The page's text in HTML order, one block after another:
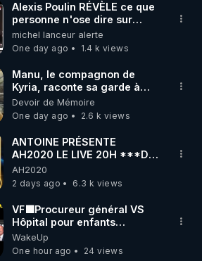
Alexis Poulin RÉVÈLE ce que
personne n'ose dire sur
l'Union européenne (C'est
explosif)
michel lanceur alerte
One day ago
1.4 k views
Manu, le compagnon de
Kyria, raconte sa garde à
vue musclée. PARTAGEZ!
Devoir de Mémoire
One day ago
2.6 k views
ANTOINE PRÉSENTE
AH2020 LE LIVE 20H ***DU
06/08/2026***
AH2020
2 days ago
6.3 k views
VF🟩Procureur général VS
Hôpital pour enfants
concernant opérations de
transition de mineurs-Joc Tr
WakeUp
One hour ago
24 views